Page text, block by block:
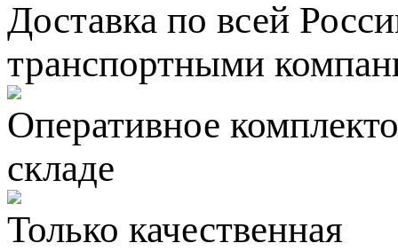
Доставка по всей
транспортными
Оперативное
складе
Только качественная